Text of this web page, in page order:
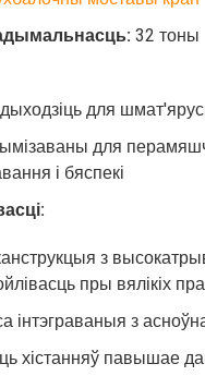
32 тоны
для
для
і бяспекі
з
пры вялікіх
інтэграваныя з
хістанняў павышае